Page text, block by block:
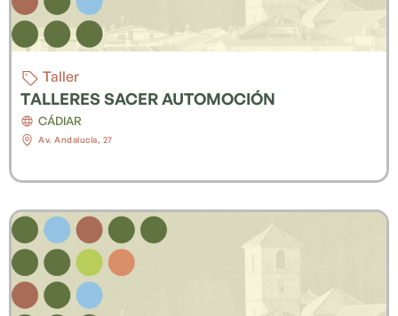
Taller
TALLERES SACER AUTOMOCIÓN
CÁDIAR
Av. Andalucía, 27